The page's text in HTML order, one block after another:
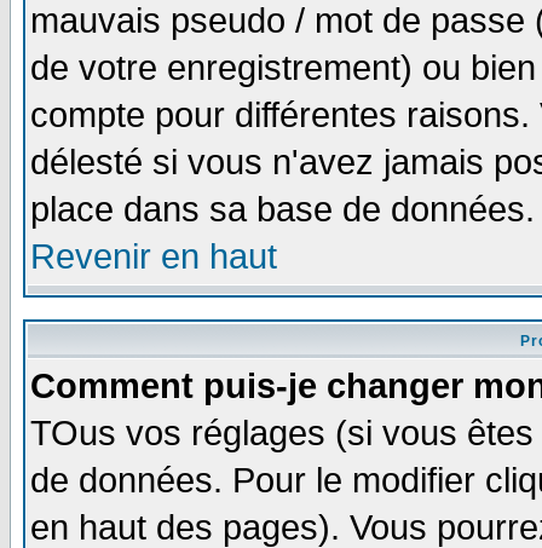
mauvais pseudo / mot de
de votre enregistrement) ou
compte pour différentes
délesté si vous n'avez jamais
place dans sa base de
Revenir en haut
Comment puis-je changer
TOus vos réglages (si vous
de données. Pour le modifier
en haut des pages). Vous